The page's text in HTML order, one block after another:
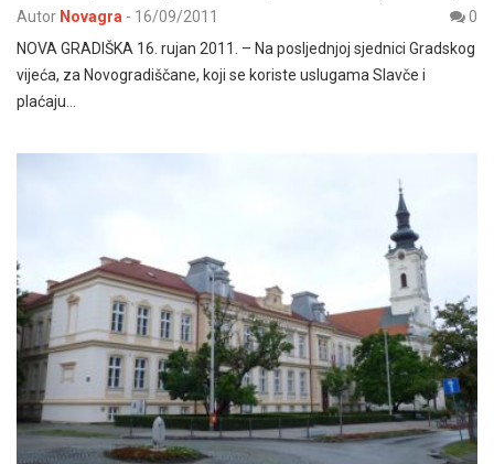
Autor Novagra - 16/09/2011
0
NOVA GRADIŠKA 16. rujan 2011. – Na posljednjoj sjednici Gradskog
vijeća, za Novogradiščane, koji se koriste uslugama Slavče i
plaćaju…